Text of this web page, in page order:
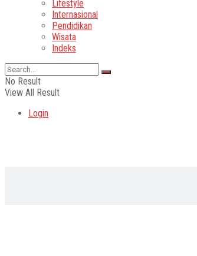
Lifestyle
Internasional
Pendidikan
Wisata
Indeks
No Result
View All Result
Login